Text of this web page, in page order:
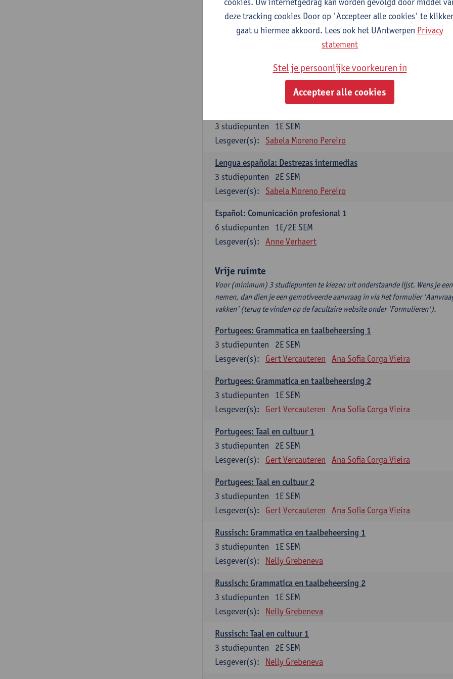
Gramática española 1
1E SEM
studiepunten
Gramática española 2
2E SEM
Anne Verhaert
1E SEM
3 studiepunten
Lesgever(s):
Sabela Moreno Pereiro
Lengua española: Destrezas intermedias
2E SEM
3 studiepunten
Lesgever(s):
Sabela Moreno Pereiro
Español: Comunicación profesional 1
1E/2E SEM
6 studiepunten
Lesgever(s):
Anne Verhaert
Vrije ruimte
Voor (minimum) 3 studiepunten te kiezen uit onderstaande lijst. Wens je
nemen, dan dien je een gemotiveerde aanvraag in via het formulier
vakken' (terug te vinden op de facultaire website onder 'Formulieren').
Portugees: Grammatica en taalbeheersing 1
2E SEM
3 studiepunten
Lesgever(s):
Gert Vercauteren Ana Sofia Corga Vieira
Portugees: Grammatica en taalbeheersing 2
1E SEM
3 studiepunten
Lesgever(s):
Gert Vercauteren Ana Sofia Corga Vieira
Portugees: Taal en cultuur 1
2E SEM
3 studiepunten
Lesgever(s):
Gert Vercauteren Ana Sofia Corga Vieira
Portugees: Taal en cultuur 2
1E SEM
3 studiepunten
Lesgever(s):
Gert Vercauteren Ana Sofia Corga Vieira
Russisch: Grammatica en taalbeheersing 1
1E SEM
3 studiepunten
Lesgever(s):
Nelly Grebeneva
Russisch: Grammatica en taalbeheersing 2
1E SEM
3 studiepunten
Lesgever(s):
Nelly Grebeneva
Russisch: Taal en cultuur 1
2E SEM
3 studiepunten
Lesgever(s):
Nelly Grebeneva
deze tracking cookies Door op 'Accepteer alle cookies' te
gaat u hiermee akkoord. Lees ook het UAntwerpen Privacy
statement
Stel je persoonlijke voorkeuren in
Accepteer alle cookies